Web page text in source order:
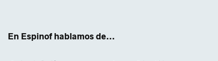
En Espinof hablamos de...